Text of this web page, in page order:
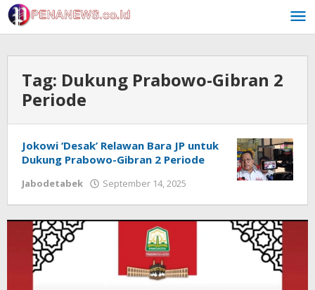
Skip
to
content
Tag: Dukung Prabowo-Gibran 2
Periode
Jokowi ‘Desak’ Relawan Bara JP untuk
Dukung Prabowo-Gibran 2 Periode
Jabodetabek September 14, 2025